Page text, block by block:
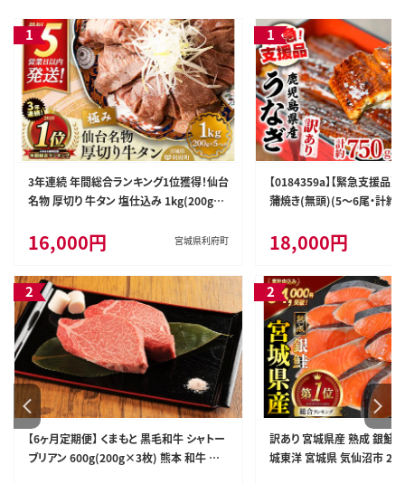
3年連続 年間総合ランキング1位獲得！仙台
名物 厚切り 牛タン 塩仕込み 1kg(200g×
希少 部位 タン中 タン元 塩ダレ タレ 小分
け 仙台 名物 厚切 肉厚 おいしい 美味 牛
肉 焼肉 バーベキュー BBQ 宮城県 利府町
船田食品]
16,000円 宮城県利府町
【6ヶ月定期便】 くまもと 黒毛和牛 シャトー
ブリアン 600g(200g×3枚) 熊本 和牛 牛
【0184359a】【緊急支援品
蒲焼き(無頭)(5～6尾・計約
れ 鹿児島 ふるさと 人気 支
すみ】
18,000円
訳あり 宮城県産 熟成 銀鮭
城東洋 宮城県 気仙沼市